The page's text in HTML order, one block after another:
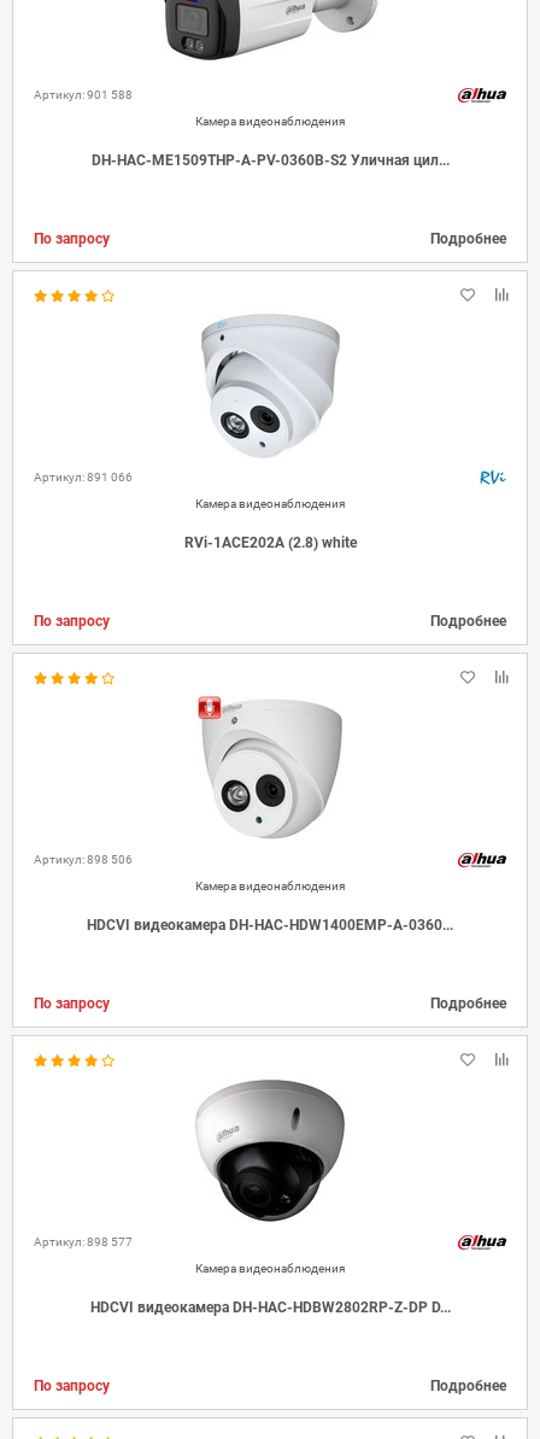
Артикул: 901 588
Камера видеонаблюдения
DH-HAC-ME1509THP-A-PV-0360B-S2 Уличная цил...
По запросу Подробнее
Артикул: 891 066
Камера видеонаблюдения
RVi-1ACE202A (2.8) white
По запросу Подробнее
Артикул: 898 506
Камера видеонаблюдения
HDCVI видеокамера DH-HAC-HDW1400EMP-A-0360...
По запросу Подробнее
Артикул: 898 577
Камера видеонаблюдения
HDCVI видеокамера DH-HAC-HDBW2802RP-Z-DP D...
По запросу Подробнее